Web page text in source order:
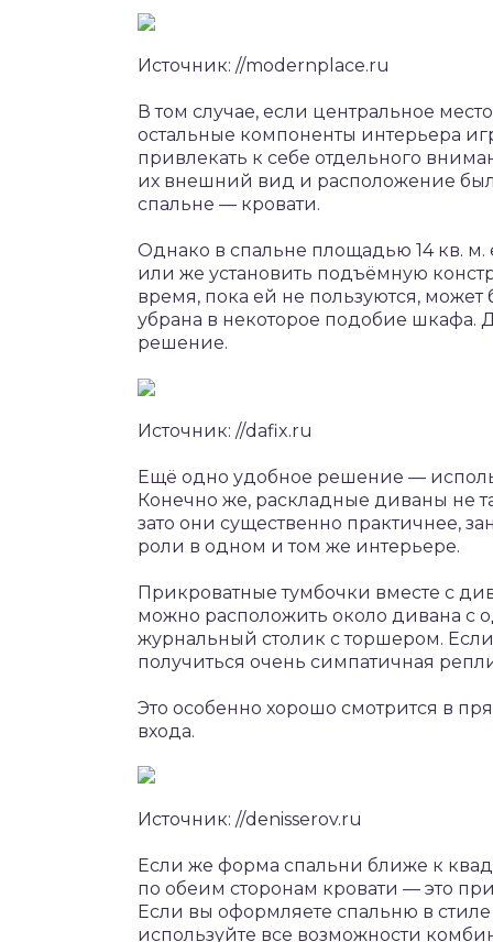
Источник: //modernplace.ru
В том случае, если центральное
остальные компоненты интерьера
привлекать к себе отдельного
их внешний вид и расположение
спальне — кровати.
Однако в спальне площадью 14 кв. м.
или же установить подъёмную
время, пока ей не пользуются,
убрана в некоторое подобие шкафа.
решение.
Источник: //dafix.ru
Ещё одно удобное решение —
Конечно же, раскладные диваны не
зато они существенно практичнее,
роли в одном и том же интерьере.
Прикроватные тумбочки вместе с
можно расположить около дивана с
журнальный столик с торшером.
получиться очень симпатичная
Это особенно хорошо смотрится в
входа.
Источник: //denisserov.ru
Если же форма спальни ближе к
по обеим сторонам кровати — это
Если вы оформляете спальню в
используйте все возможности